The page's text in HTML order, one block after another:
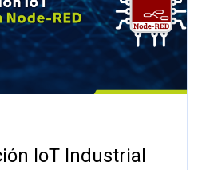
IoT Industrial